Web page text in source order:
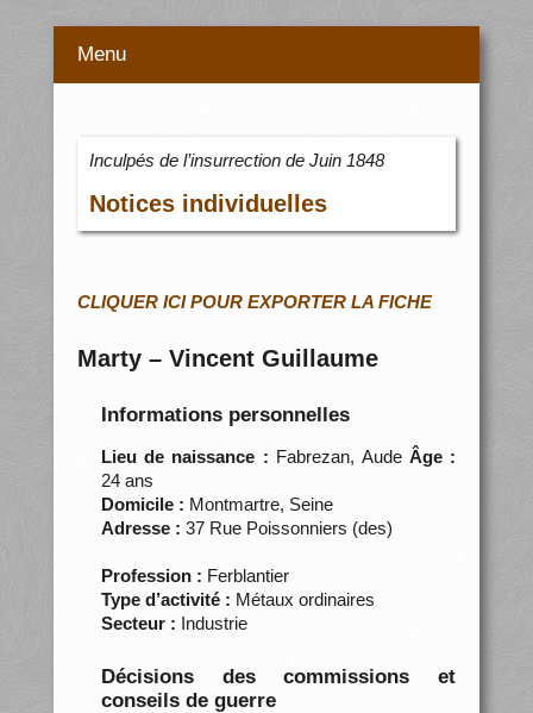
Menu
Inculpés de l’insurrection de Juin 1848
Notices individuelles
CLIQUER ICI POUR EXPORTER LA FICHE
Marty – Vincent Guillaume
Informations personnelles
Lieu de naissance : Fabrezan, AudeÂge :
24 ans
Domicile : Montmartre, Seine
Adresse : 37 Rue Poissonniers (des)
Profession : Ferblantier
Type d’activité : Métaux ordinaires
Secteur : Industrie
Décisions des commissions et
conseils de guerre